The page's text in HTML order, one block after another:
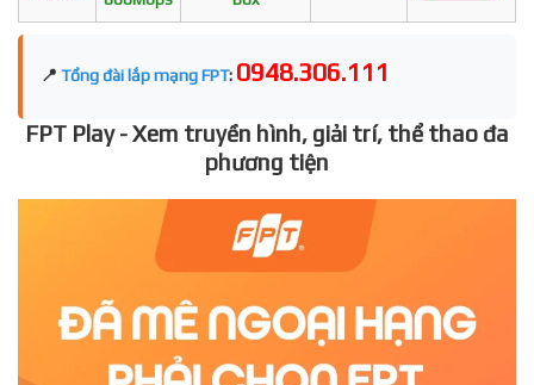
📍 Tổng đài lắp mạng FPT: 0948.306.111
FPT Play - Xem truyền hình, giải trí, thể thao đa
phương tiện